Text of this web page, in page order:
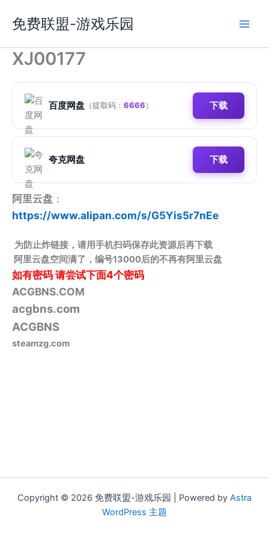
容
免费联盟-游戏乐园
XJ00177
百度网盘 （提取码： 6666） 下载
夸克网盘 下载
阿里云盘 ：
https://www.alipan.com/s/G5Yis5r7nEe
为防止炸链接，请用手机扫码保存此资源后再下载
阿里云盘空间满了，编号13000后的不再有阿里云盘
如有密码请尝试下面4个密码
ACGBNS.COM
acgbns.com
ACGBNS
steamzg.com
Copyright © 2026 免费联盟-游戏乐园 | Powered by Astra
WordPress 主题